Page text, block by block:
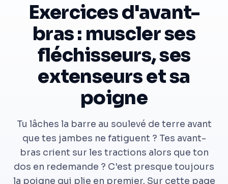
Exercices d'avant-
bras : muscler ses
fléchisseurs, ses
extenseurs et sa
poigne
Tu lâches la barre au soulevé de terre avant
que tes jambes ne fatiguent ? Tes avant-
bras crient sur les tractions alors que ton
dos en redemande ? C'est presque toujours
la poigne qui plie en premier. Sur cette page